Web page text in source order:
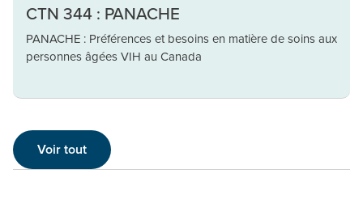
CTN 344 : PANACHE
PANACHE : Préférences et besoins en matière de soins aux
personnes âgées VIH au Canada
Voir tout